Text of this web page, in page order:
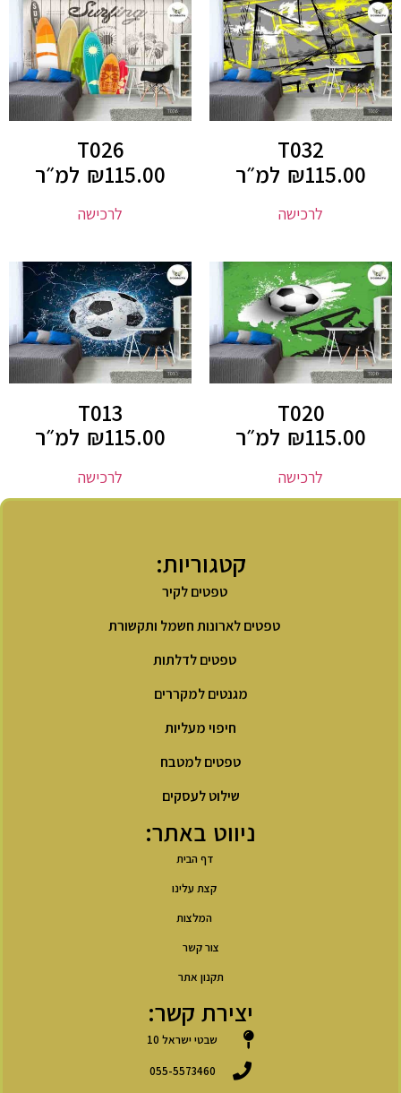
T032
₪115.00 למ״ר
לרכישה
T026
₪115.00 למ״ר
לרכישה
T020
₪115.00 למ״ר
לרכישה
T013
₪115.00 למ״ר
לרכישה
קטגוריות:
טפטים לקיר
טפטים לארונות חשמל ותקשורת
טפטים לדלתות
מגנטים למקררים
חיפוי מעליות
טפטים למטבח
שילוט לעסקים
ניווט באתר:
דף הבית
קצת עלינו
המלצות
צור קשר
תקנון אתר
יצירת קשר:
שבטי ישראל 10
055-5573460